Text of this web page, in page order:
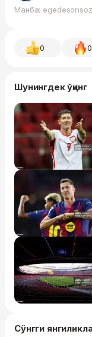
Манба:
0 0
Шунингдек ўқинг
Сўнгги